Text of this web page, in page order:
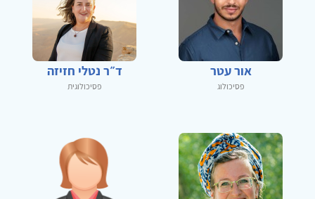
אור עטר
פסיכולוג
ד״ר נטלי חזיזה
פסיכולוגית